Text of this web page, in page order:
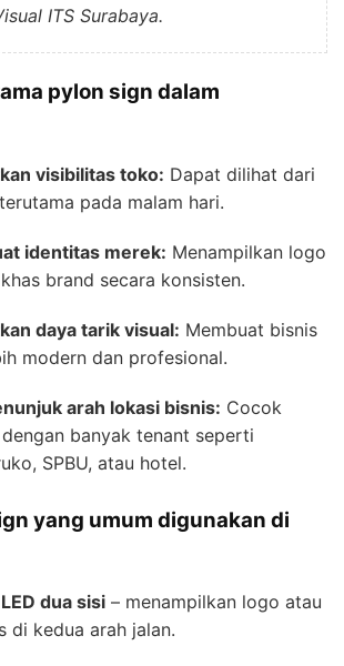
ITS Surabaya.
pylon sign dalam
visibilitas toko: Dapat dilihat dari
pada malam hari.
identitas merek: Menampilkan logo
brand secara konsisten.
daya tarik visual: Membuat bisnis
modern dan profesional.
arah lokasi bisnis: Cocok
banyak tenant seperti
SPBU, atau hotel.
yang umum digunakan di
dua sisi – menampilkan logo atau
di kedua arah jalan.